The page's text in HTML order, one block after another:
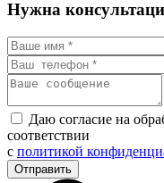
Нужна
Даю согласие на
соответствии
с политикой